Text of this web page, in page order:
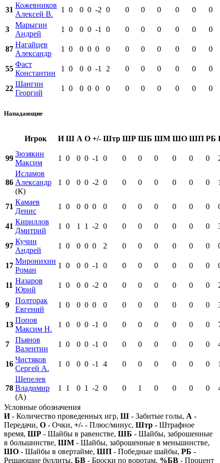
31
Кожевников
Алексей В.
1 0 0 0 -2 0 0 0 0 0 0 0
3
Марыгин
Андрей
1 0 0 0 -1 0 0 0 0 0 0 0
87
Нагайцев
Александр
1 0 0 0 0 0 0 0 0 0 0 0
55
Фаст
Константин
1 0 0 0 -1 2 0 0 0 0 0 0
22
Шангин
Георгий
1 0 0 0 0 0 0 0 0 0 0 0
Нападающие
Игрок И Ш А О +/- Штр ШР ШБ ШМ ШО ШП РБ
99
Зюзякин
Максим
1 0 0 0 -1 0 0 0 0 0 0 0
86
Исламов
Александр
(К)
1 0 0 0 -2 0 0 0 0 0 0 0
71
Камаев
Денис
1 0 0 0 0 0 0 0 0 0 0 0
41
Кириллов
Дмитрий
1 0 1 1 -2 0 0 0 0 0 0 0
97
Кучин
Андрей
1 0 0 0 0 2 0 0 0 0 0 0
17
Миронихин
Роман
1 0 0 0 -1 0 0 0 0 0 0 0
11
Назаров
Юрий
1 0 0 0 -2 0 0 0 0 0 0 0
9
Полторак
Евгений
1 0 0 0 0 0 0 0 0 0 0 0
13
Попов
Максим Н.
1 0 0 0 -1 0 0 0 0 0 0 0
7
Пьянов
Валентин
1 0 0 0 -1 0 0 0 0 0 0 0
16
Чистяков
Сергей А.
1 0 0 0 -1 4 0 0 0 0 0 0
78
Шепелев
Владимир
(А)
1 1 0 1 -2 0 0 1 0 0 0 0
Условные обозначения
И- Количество проведенных игр, Ш - Забитые голы, А -
Передачи, О - Очки, +/- - Плюс/минус, Штр - Штрафное
время, ШР - Шайбы в равенстве, ШБ - Шайбы, заброшенные
в большинстве, ШМ - Шайбы, заброшенные в меньшинстве,
ШО - Шайбы в овертайме, ШП - Победные шайбы, РБ -
Решающие буллиты, БВ - Броски по воротам, %БВ - Процент